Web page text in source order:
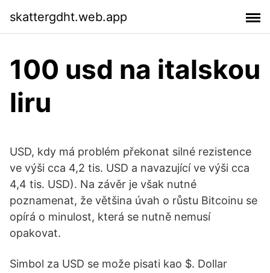
skattergdht.web.app
100 usd na italskou
liru
USD, kdy má problém překonat silné rezistence
ve výši cca 4,2 tis. USD a navazující ve výši cca
4,4 tis. USD). Na závěr je však nutné
poznamenat, že většina úvah o růstu Bitcoinu se
opírá o minulost, která se nutně nemusí
opakovat.
Simbol za USD se može pisati kao $. Dollar